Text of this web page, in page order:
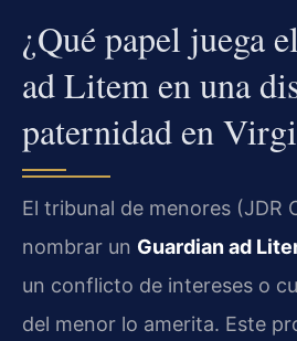
¿Qué papel juega
ad Litem en una
paternidad en
El tribunal de menores (JDR
nombrar un Guardian ad
un conflicto de intereses o
del menor lo amerita. Este